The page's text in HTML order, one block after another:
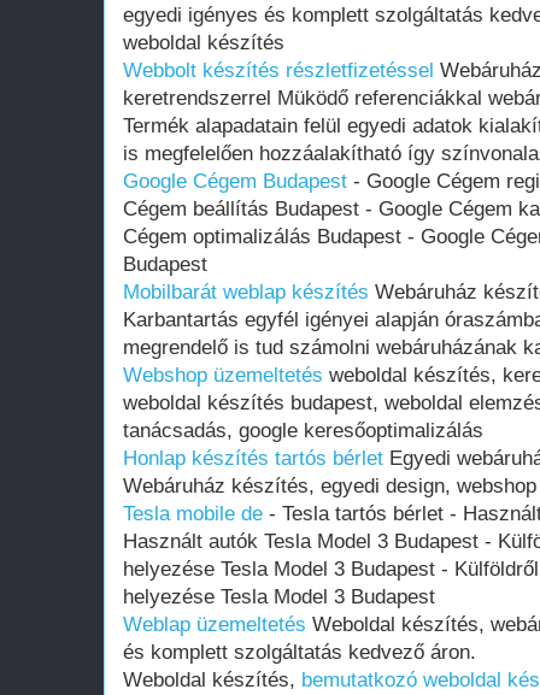
egyedi igényes és komplett szolgáltatás
weboldal készítés
Webbolt készítés részletfizetéssel
keretrendszerrel Müködő referenciákkal
Termék alapadatain felül egyedi adatok
is megfelelően hozzáalakítható így
Google Cégem Budapest - Google Cégem
Cégem beállítás Budapest - Google Cégem
Cégem optimalizálás Budapest - Google
Budapest
Mobilbarát weblap készítés Webáruház
Karbantartás egyfél igényei alapján
megrendelő is tud számolni webáruházának
Webshop üzemeltetés weboldal készítés,
weboldal készítés budapest, weboldal
tanácsadás, google keresőoptimalizálás
Honlap készítés tartós bérlet Egyedi
Webáruház készítés, egyedi design,
Tesla mobile de - Tesla tartós bérlet -
Használt autó‎k Tesla Model 3 Budapest -
helyezése Tesla Model 3 Budapest -
helyezése Tesla Model 3 Budapest
Weblap üzemeltetés Weboldal készítés,
és komplett szolgáltatás kedvező áron.
Weboldal készítés, bemutatkozó weboldal